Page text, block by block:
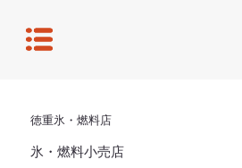
徳重氷・燃料店
氷・燃料小売店